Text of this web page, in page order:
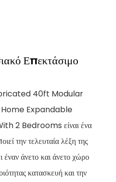
Επεκτάσιμο
40ft Modular
Expandable
2 Bedrooms είναι ένα
την τελευταία λέξη της
έναν άνετο και άνετο χώρο
κατασκευή και την